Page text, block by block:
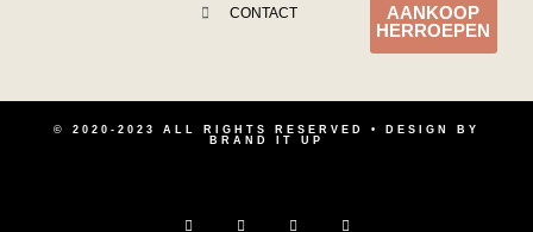
CONTACT
AANKOOP
HERROEPEN
© 2020-2023 ALL RIGHTS RESERVED • DESIGN BY
BRAND IT UP